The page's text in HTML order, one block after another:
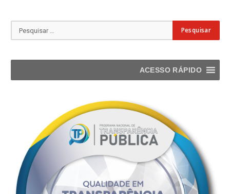
ACESSO RÁPIDO